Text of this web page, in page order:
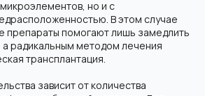
но и с
В этом случае
помогают лишь замедлить
радикальным методом лечения
трансплантация.
зависит от количества